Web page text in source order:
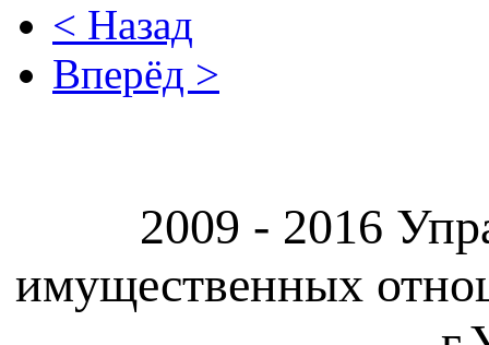
< Назад
Вперёд >
2009 - 2016
имущественных